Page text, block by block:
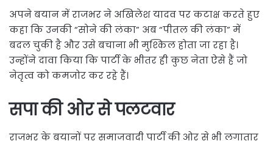
अपने बयान में राजभर ने अखिलेश यादव पर कटाक्ष करते हुए
कहा कि उनकी “सोने की लंका” अब “पीतल की लंका” में
बदल चुकी है और उसे बचाना भी मुश्किल होता जा रहा है।
उन्होंने दावा किया कि पार्टी के भीतर ही कुछ नेता ऐसे हैं जो
नेतृत्व को कमजोर कर रहे हैं।
सपा की ओर से पलटवार
राजभर के बयानों पर समाजवादी पार्टी की ओर से भी लगातार